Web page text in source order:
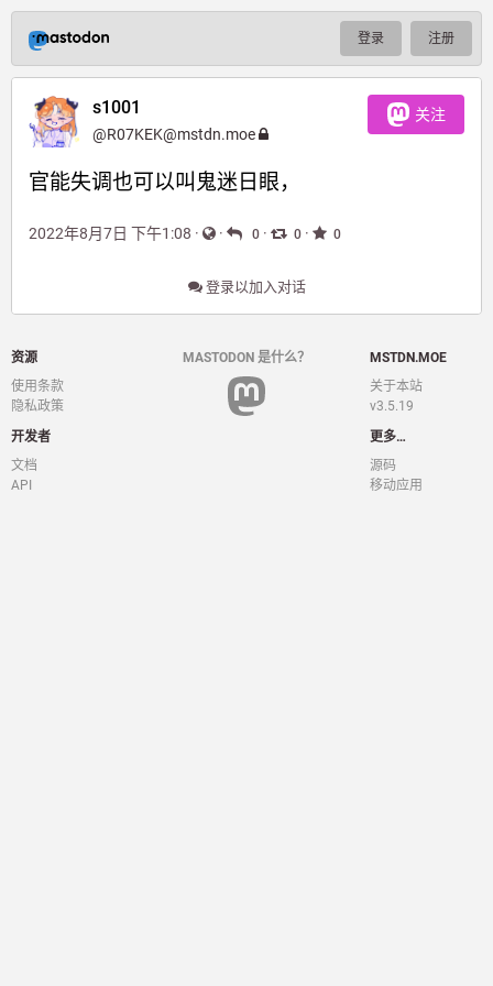
登录 注册
s1001
@R07KEK@mstdn.moe
关注
官能失调也可以叫鬼迷日眼，
2022年8月7日 下午1:08 · · 0 · 0 · 0
登录以加入对话
资源
使用条款
隐私政策
开发者
文档
API
MASTODON 是什么？
MSTDN.MOE
关于本站
v3.5.19
更多…
源码
移动应用